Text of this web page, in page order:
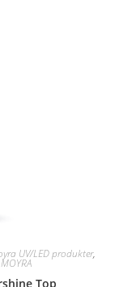
UV/LED produkter,
Top